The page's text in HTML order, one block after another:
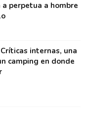
perpetua a hombre
internas, una
camping en donde